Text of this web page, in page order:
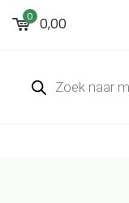
0 0,00